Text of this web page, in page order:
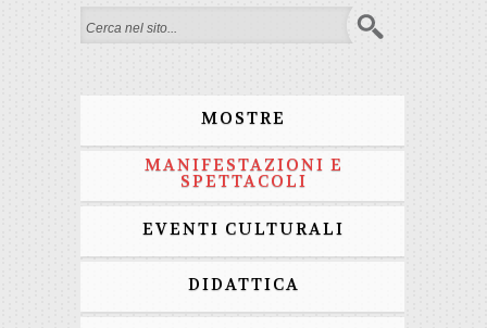
Search form
MOSTRE
MANIFESTAZIONI E
SPETTACOLI
EVENTI CULTURALI
DIDATTICA